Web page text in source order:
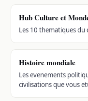
Hub Culture et
Les 10 thematiques du
Histoire mondiale
Les evenements
civilisations que vous